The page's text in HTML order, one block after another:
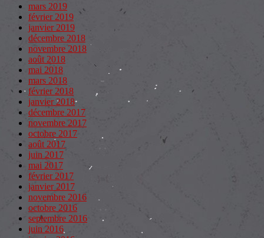
mars 2019
février 2019
janvier 2019
décembre 2018
novembre 2018
août 2018
mai 2018
mars 2018
février 2018
janvier 2018
décembre 2017
novembre 2017
octobre 2017
août 2017
juin 2017
mai 2017
février 2017
janvier 2017
novembre 2016
octobre 2016
septembre 2016
juin 2016